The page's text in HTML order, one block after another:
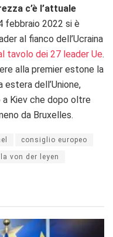
c’è l’attuale
febbraio 2022 si è
al fianco dell’Ucraina
tavolo dei 27 leader Ue.
alla premier estone la
dell’Unione,
Kiev che dopo oltre
da Bruxelles.
consiglio europeo
von der leyen